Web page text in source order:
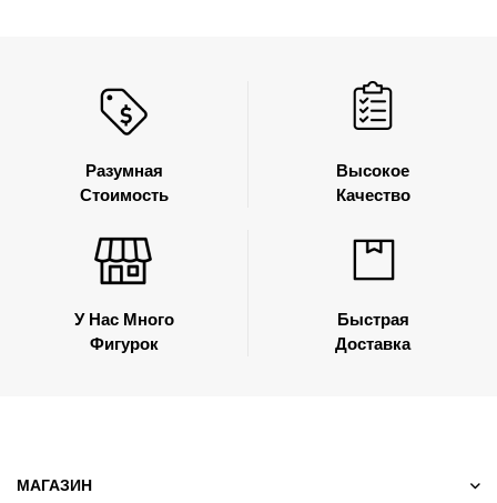
У Нас Много
Фигурок
Разумная
Стоимость
Быстрая
Доставка
Высокое
Качество
МАГАЗИН